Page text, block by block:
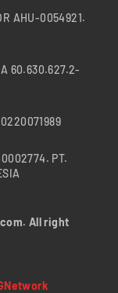
AHU-0054921.
60.630.627.2-
PT.
All right